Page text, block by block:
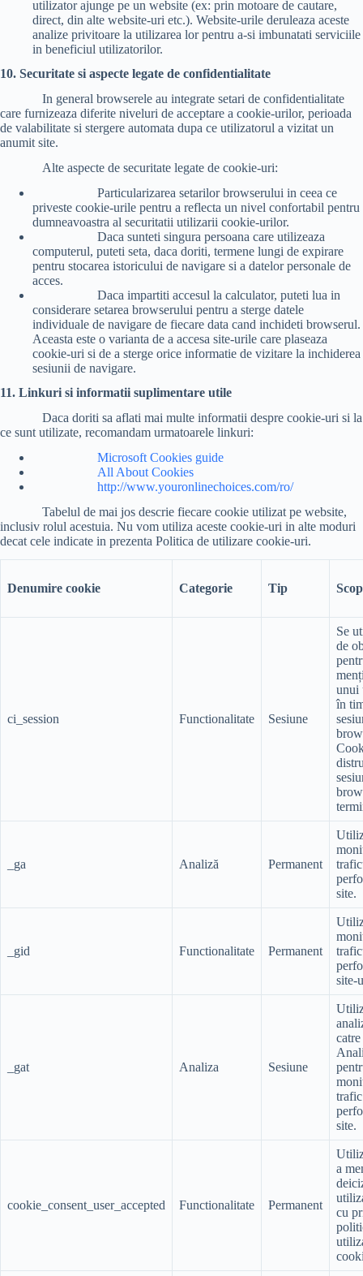
utilizator ajunge pe un website (ex: prin motoare de cautare,
direct, din alte website-uri etc.). Website-urile deruleaza aceste
analize privitoare la utilizarea lor pentru a-si imbunatati serviciile
in beneficiul utilizatorilor.
10. Securitate si aspecte legate de confidentialitate
In general browserele au integrate setari de confidentialitate
care furnizeaza diferite niveluri de acceptare a cookie-urilor, perioada
de valabilitate si stergere automata dupa ce utilizatorul a vizitat un
anumit site.
Alte aspecte de securitate legate de cookie-uri:
Particularizarea setarilor browserului in ceea ce
priveste cookie-urile pentru a reflecta un nivel confortabil pentru
dumneavoastra al securitatii utilizarii cookie-urilor.
Daca sunteti singura persoana care utilizeaza
computerul, puteti seta, daca doriti, termene lungi de expirare
pentru stocarea istoricului de navigare si a datelor personale de
acces.
Daca impartiti accesul la calculator, puteti lua in
considerare setarea browserului pentru a sterge datele
individuale de navigare de fiecare data cand inchideti browserul.
Aceasta este o varianta de a accesa site-urile care plaseaza
cookie-uri si de a sterge orice informatie de vizitare la inchiderea
sesiunii de navigare.
11. Linkuri si informatii suplimentare utile
Daca doriti sa aflati mai multe informatii despre cookie-uri si la
ce sunt utilizate, recomandam urmatoarele linkuri:
Microsoft Cookies guide
All About Cookies
http://www.youronlinechoices.com/ro/
Tabelul de mai jos descrie fiecare cookie utilizat pe website,
inclusiv rolul acestuia. Nu vom utiliza aceste cookie-uri in alte moduri
decat cele indicate in prezenta Politica de utilizare cookie-uri.
Denumire cookie Categorie Tip Scop
ci_session Functionalitate Sesiune
Se
de
unui
în
_ga Analiză Permanent
site.
_gid Functionalitate Permanent
site-
_gat Analiza Sesiune
site.
cookie_consent_user_accepted Functionalitate Permanent
a
cu